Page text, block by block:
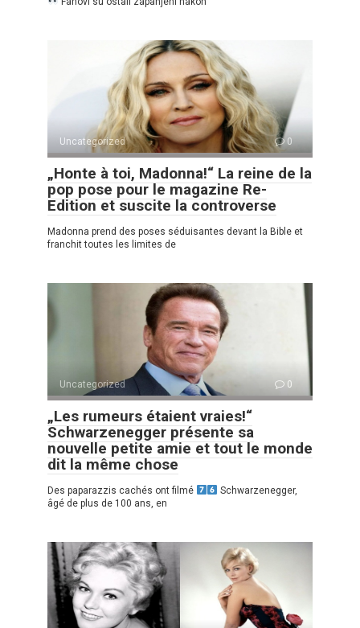
Uncategorized 0
„Honte à toi, Madonna!“ La reine de la
pop pose pour le magazine Re-
Edition et suscite la controverse
Madonna prend des poses séduisantes devant la Bible et
franchit toutes les limites de
Uncategorized 0
„Les rumeurs étaient vraies!“
Schwarzenegger présente sa
nouvelle petite amie et tout le monde
dit la même chose
Des paparazzis cachés ont filmé
Schwarzenegger,
âgé de plus de 100 ans, en